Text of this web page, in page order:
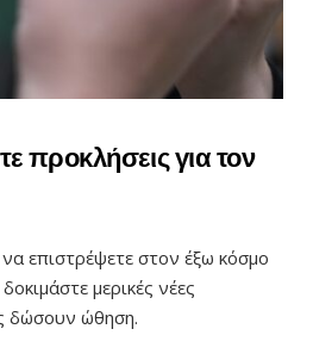
προκλήσεις για τον
επιστρέψετε στον έξω κόσμο
μερικές νέες
δώσουν ώθηση.